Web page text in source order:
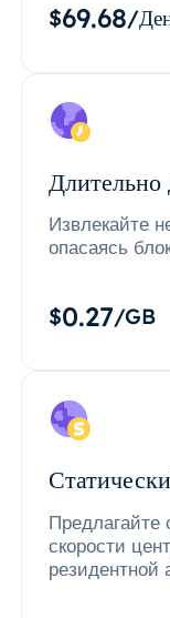
$69.68/
Извлекайте
опасаясь
$0.27/GB
Предлагайте
скорости
резидентной